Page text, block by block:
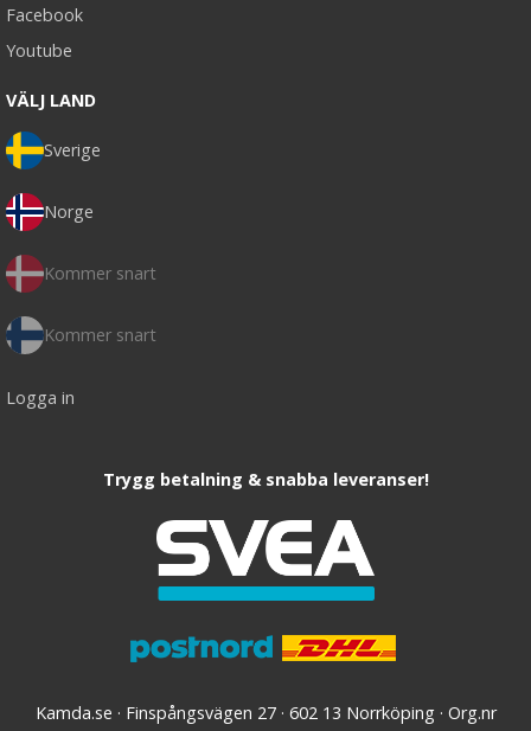
Facebook
Youtube
VÄLJ LAND
Sverige
Norge
Kommer snart
Kommer snart
Logga in
Trygg betalning & snabba leveranser!
Kamda.se · Finspångsvägen 27 · 602 13 Norrköping · Org.nr